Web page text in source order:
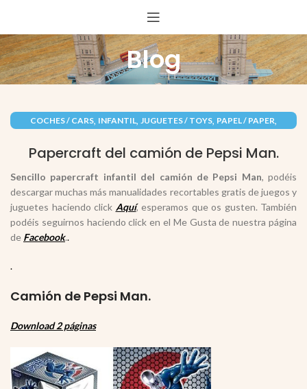
Blog
COCHES / CARS, INFANTIL, JUGUETES / TOYS, PAPEL / PAPER,
Papercraft del camión de Pepsi Man.
Sencillo papercraft infantil del camión de Pepsi Man, podéis
descargar muchas más manualidades recortables gratis de juegos y
juguetes haciendo click Aquí, esperamos que os gusten. También
podéis seguirnos haciendo click en el Me Gusta de nuestra página
de Facebook..
.
Camión de Pepsi Man.
Download 2 páginas